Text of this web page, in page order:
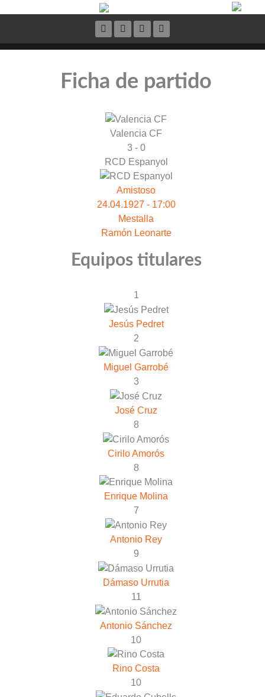
Ficha de partido
Valencia CF
3 - 0
RCD Espanyol
Amistoso
24.04.1927 - 17:00
Mestalla
Ramón Leonarte
Equipos titulares
1
Jesús Pedret
2
Miguel Garrobé
3
José Cruz
8
Cirilo Amorós
8
Enrique Molina
7
Antonio Rey
9
Dámaso Urrutia
11
Antonio Sánchez
10
Rino Costa
10